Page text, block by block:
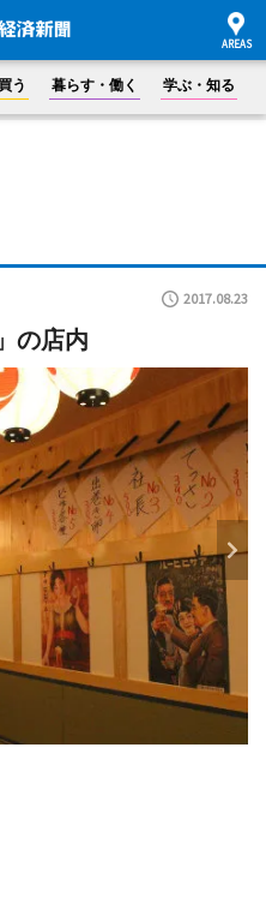
買う 暮らす・働く 学ぶ・知る
2017.08.23
の店内